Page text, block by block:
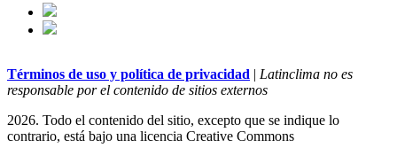
Términos de uso y política de privacidad | Latinclima no es
responsable por el contenido de sitios externos
2026. Todo el contenido del sitio, excepto que se indique lo
contrario, está bajo una licencia Creative Commons